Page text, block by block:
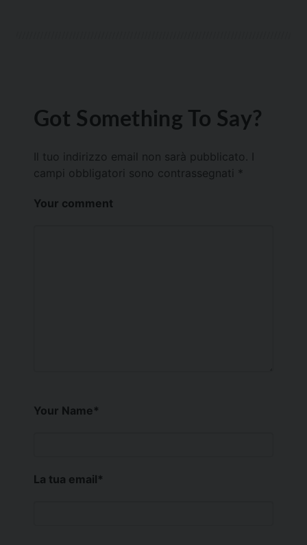
Got Something To Say?
Il tuo indirizzo email non sarà pubblicato.
campi obbligatori sono contrassegnati *
Your comment
Your Name*
La tua email*